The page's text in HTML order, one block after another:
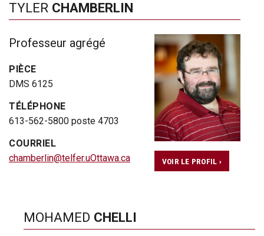
TYLER CHAMBERLIN
Professeur agrégé
PIÈCE
DMS 6125
TÉLÉPHONE
613-562-5800 poste 4703
COURRIEL
chamberlin@telfer.uOttawa.ca
VOIR LE PROFIL ›
MOHAMED CHELLI